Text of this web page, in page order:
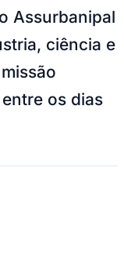
Assurbanipal
ciência e
os dias